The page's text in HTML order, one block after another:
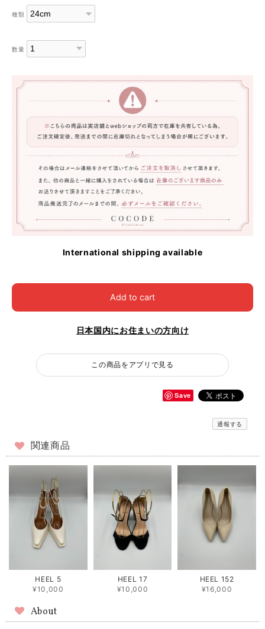
種類
数量
International shipping available
Add to cart
日本国内にお住まいの方向け
この商品をアプリで見る
Save
通報する
関連商品
HEEL 5
¥10,000
HEEL 17
¥10,000
HEEL 152
¥16,000
About